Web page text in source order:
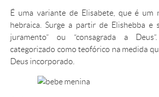
É uma variante de Elisabete, que é um
hebraica. Surge a partir de Elishebba e
juramento” ou “consagrada a
categorizado como teofórico na medida
Deus incorporado.